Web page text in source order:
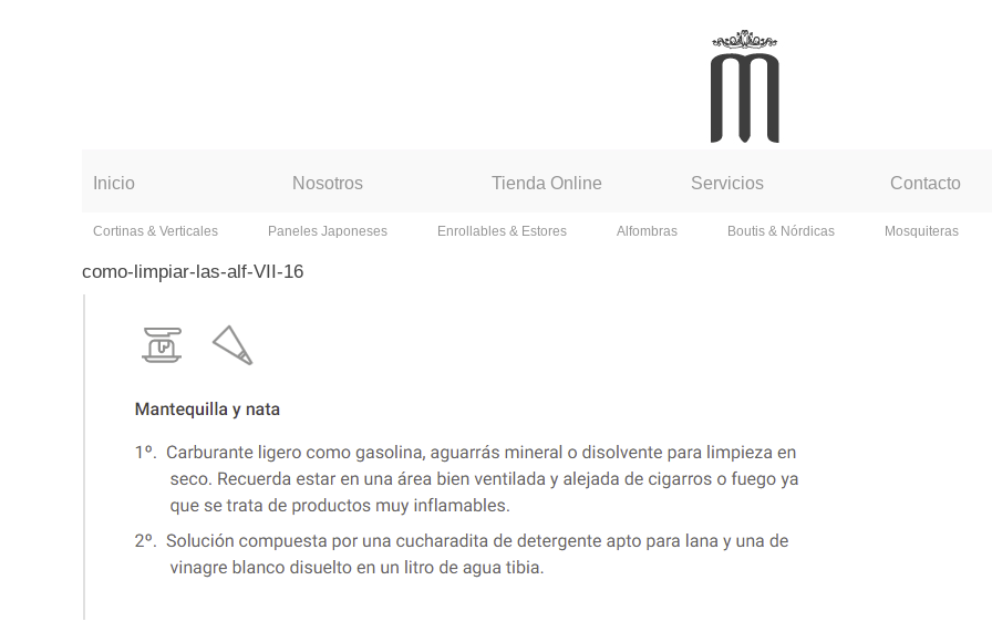
Inicio Nosotros Tienda Online Servicios Contacto
Cortinas & Verticales Paneles Japoneses Enrollables & Estores Alfombras Boutis & Nórdicas Mosquiteras
como-limpiar-las-alf-VII-16